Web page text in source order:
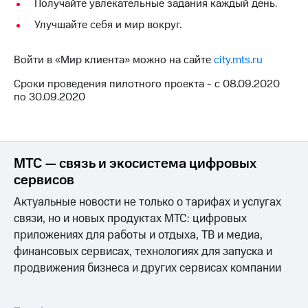
номер
Заменить
SIM-
карту
и подписки
Premium
Подписка
на гигабайты
интернета,
фильмы,
музыка
другое
Семейная
Скидка
на тарифы,
общие
к геолокации
Сертификаты
безопасности
Всё
под
рукой
в Мой МТС
Получайте увлекательные задания каждый день.
Улучшайте себя и мир вокруг.
Войти в «Мир клиента» можно на сайтеcity.mts.ru
Сроки проведения пилотного проекта - с 08.09.2020
по 30.09.2020
МТС — связь и экосистема цифровых
сервисов
Актуальные новости не только о тарифах и услугах
связи, но и новых продуктах МТС: цифровых
приложениях для работы и отдыха, ТВ и медиа,
финансовых сервисах, технологиях для запуска и
продвижения бизнеса и других сервисах компании